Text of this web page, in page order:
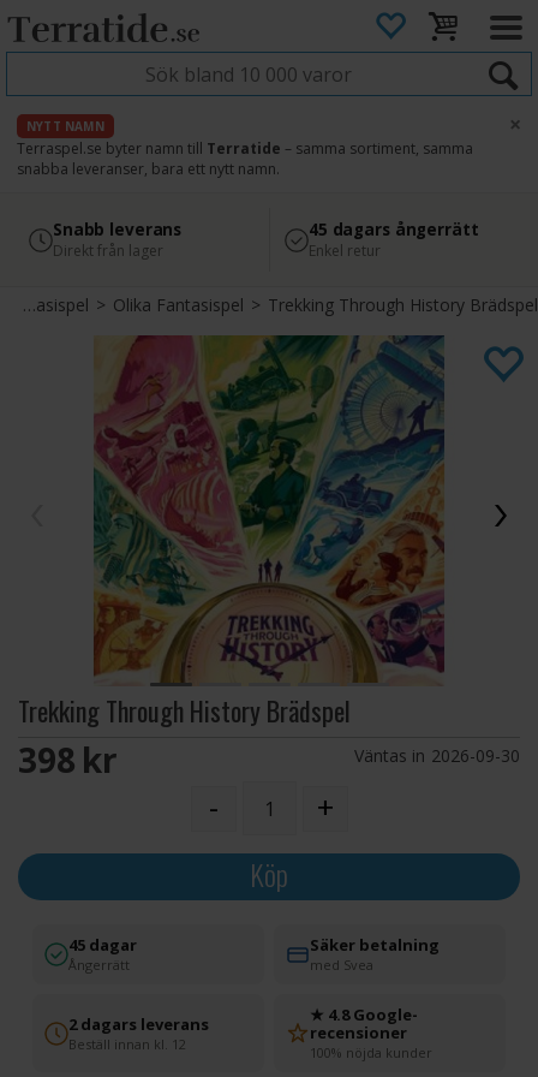
NYTT NAMN
Terraspel.se byter namn till Terratide – samma sortiment, samma
snabba leveranser, bara ett nytt namn.
×
4.8
Läs omdömen på Google
Säker betalning
med Svea
Snabb leverans
Direkt från lager
45 dagars ångerrätt
Enkel retur
Fantasispel>Olika Fantasispel>Trekking Through History Brädspel
Trekking Through History Brädspel
398 SEK Väntas in 2026-09-30
- +
Köp
45 dagar
Ångerrätt
Säker betalning
med Svea
2 dagars leverans
Beställ innan kl. 12
★ 4.8 Google-
recensioner
100% nöjda kunder